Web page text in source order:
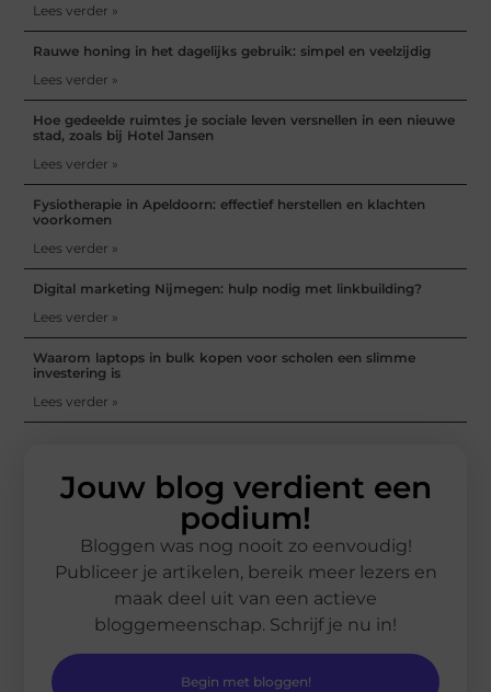
Lees verder »
Rauwe honing in het dagelijks gebruik: simpel en veelzijdig
Lees verder »
Hoe gedeelde ruimtes je sociale leven versnellen in een nieuwe
stad, zoals bij Hotel Jansen
Lees verder »
Fysiotherapie in Apeldoorn: effectief herstellen en klachten
voorkomen
Lees verder »
Digital marketing Nijmegen: hulp nodig met linkbuilding?
Lees verder »
Waarom laptops in bulk kopen voor scholen een slimme
investering is
Lees verder »
Jouw blog verdient een
podium!
Bloggen was nog nooit zo eenvoudig!
Publiceer je artikelen, bereik meer lezers en
maak deel uit van een actieve
bloggemeenschap. Schrijf je nu in!
Begin met bloggen!